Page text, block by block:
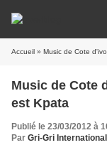
Accueil » Music de Cote
Music de Cote
est Kpata
Publié le 23/03/2012 à
Par Gri-Gri International,